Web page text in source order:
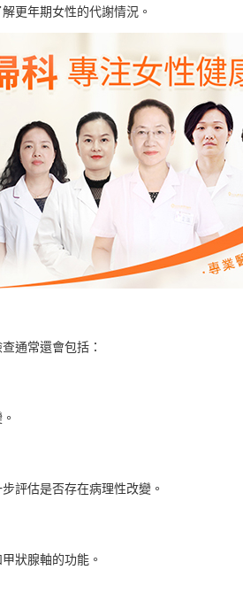
更年期女性的代謝情況。
通常還會包括：
估是否存在病理性改變。
狀腺軸的功能。